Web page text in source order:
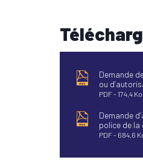
Demande
ou
PDF 174,4 Ko
Demande
police de la
PDF 684,6